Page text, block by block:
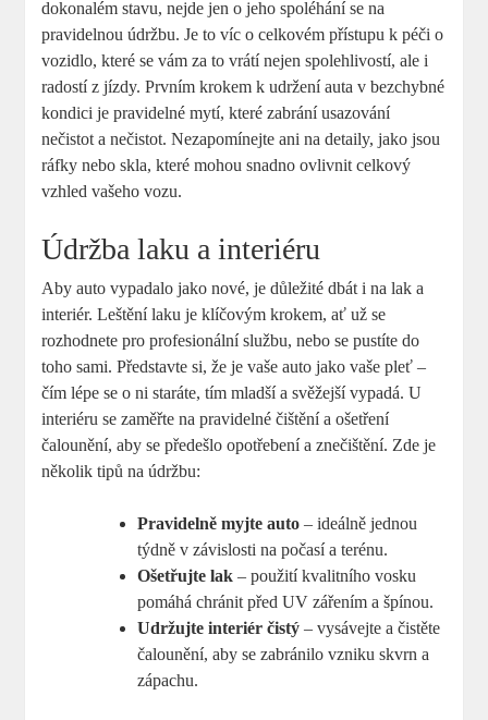
dokonalém stavu, nejde jen o jeho spoléhání se na
pravidelnou údržbu. Je to víc o celkovém přístupu k péči o
vozidlo, které se vám za to vrátí nejen spolehlivostí, ale i
radostí z jízdy. Prvním krokem k udržení auta v bezchybné
kondici je pravidelné mytí, které zabrání usazování
nečistot a nečistot. Nezapomínejte ani na detaily, jako jsou
ráfky nebo skla, které mohou snadno ovlivnit celkový
vzhled vašeho vozu.
Údržba laku a interiéru
Aby auto vypadalo jako nové, je důležité dbát i na lak a
interiér. Leštění laku je klíčovým krokem, ať už se
rozhodnete pro profesionální službu, nebo se pustíte do
toho sami. Představte si, že je vaše auto jako vaše pleť –
čím lépe se o ni staráte, tím mladší a svěžejší vypadá. U
interiéru se zaměřte na pravidelné čištění a ošetření
čalounění, aby se předešlo opotřebení a znečištění. Zde je
několik tipů na údržbu:
Pravidelně myjte auto – ideálně jednou
týdně v závislosti na počasí a terénu.
Ošetřujte lak – použití kvalitního vosku
pomáhá chránit před UV zářením a špínou.
Udržujte interiér čistý – vysávejte a čistěte
čalounění, aby se zabránilo vzniku skvrn a
zápachu.